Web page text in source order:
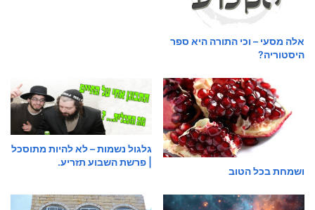
אלה מסעי – וכי התורה היא ספר
היסטוריה?
ושמחת בכל הטוב
גלגול נשמות – לא להיות מתוסכל
| פרשת השבוע תזריע.